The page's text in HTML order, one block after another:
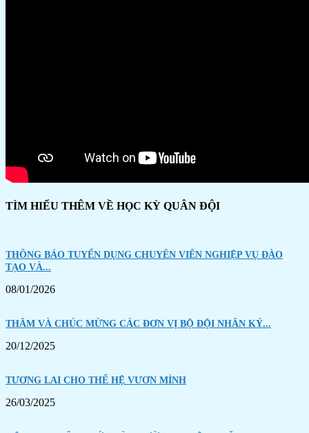
TÌM HIỂU THÊM VỀ HỌC KỲ QUÂN ĐỘI
THÔNG BÁO TUYỂN DỤNG CHUYÊN VIÊN NGHIỆP VỤ ĐÀO
TẠO VÀ...
08/01/2026
THĂM VÀ CHÚC MỪNG CÁC ĐƠN VỊ BỘ ĐỘI NHÂN KỶ...
20/12/2025
TƯƠNG LAI CHO THẾ HỆ VƯƠN MÌNH
26/03/2025